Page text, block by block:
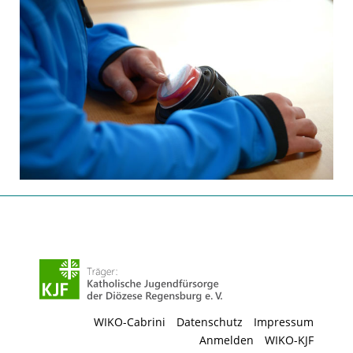
Impressum
Datenschutz
WIKO-Cabrini
WIKO-KJF
Anmelden